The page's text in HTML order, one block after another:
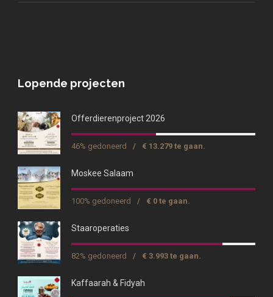
Lopende projecten
Offerdierenproject 2026
46% gedoneerd / € 13.279 te gaan.
Moskee Salaam
100% gedoneerd / € 0 te gaan.
Staaroperaties
82% gedoneerd / € 3.993 te gaan.
Kaffaarah & Fidyah